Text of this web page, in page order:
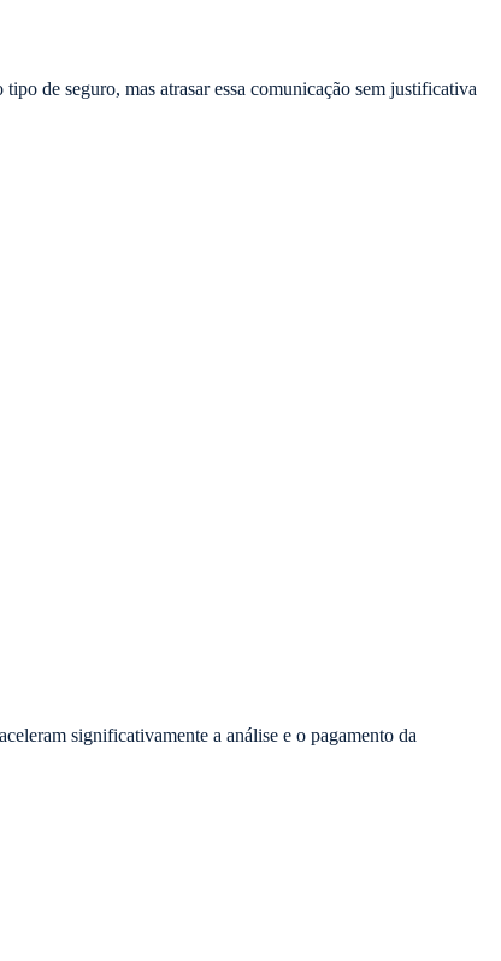
de seguro, mas atrasar essa comunicação sem justificativa
significativamente a análise e o pagamento da